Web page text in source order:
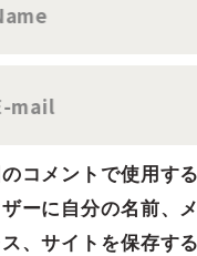
mail
コメントで使用す
ーに自分の名前、
ス、サイトを保存する